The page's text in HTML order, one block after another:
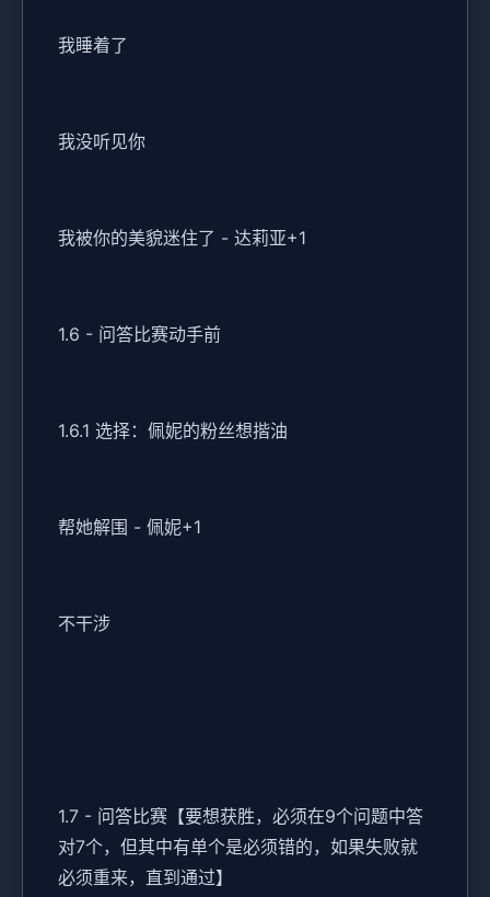
我睡着了
我没听见你
我被你的美貌迷住了 - 达莉亚+1
1.6 - 问答比赛动手前
1.6.1 选择：佩妮的粉丝想揩油
帮她解围 - 佩妮+1
不干涉
1.7 - 问答比赛【要想获胜，必须在9个问题中答
对7个，但其中有单个是必须错的，如果失败就
必须重来，直到通过】